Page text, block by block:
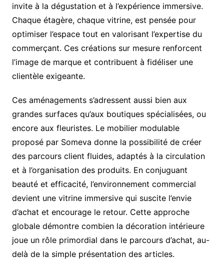
invite à la dégustation et à l’expérience immersive.
Chaque étagère, chaque vitrine, est pensée pour
optimiser l’espace tout en valorisant l’expertise du
commerçant. Ces créations sur mesure renforcent
l’image de marque et contribuent à fidéliser une
clientèle exigeante.
Ces aménagements s’adressent aussi bien aux
grandes surfaces qu’aux boutiques spécialisées, ou
encore aux fleuristes. Le mobilier modulable
proposé par Someva donne la possibilité de créer
des parcours client fluides, adaptés à la circulation
et à l’organisation des produits. En conjuguant
beauté et efficacité, l’environnement commercial
devient une vitrine immersive qui suscite l’envie
d’achat et encourage le retour. Cette approche
globale démontre combien la décoration intérieure
joue un rôle primordial dans le parcours d’achat, au-
delà de la simple présentation des articles.